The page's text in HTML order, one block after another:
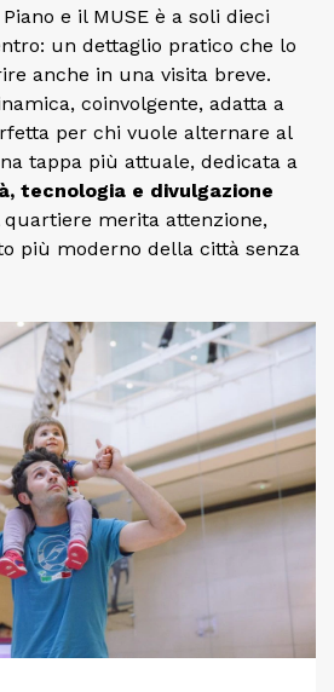
e il MUSE è a soli dieci
un dettaglio pratico che lo
anche in una visita breve.
coinvolgente, adatta a
per chi vuole alternare al
tappa più attuale, dedicata a
tecnologia e divulgazione
quartiere merita attenzione,
più moderno della città senza